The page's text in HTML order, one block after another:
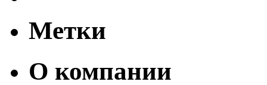
Метки
О компании